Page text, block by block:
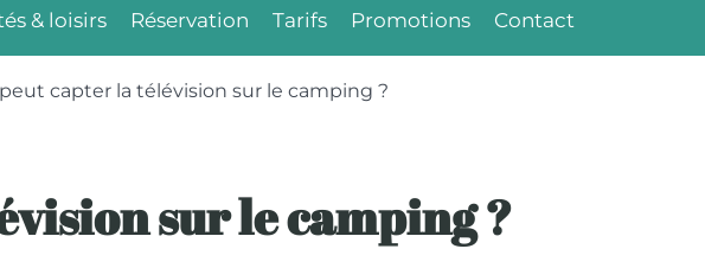
& loisirs Réservation Tarifs Promotions Contact
capter la télévision sur le camping ?
sur le camping ?